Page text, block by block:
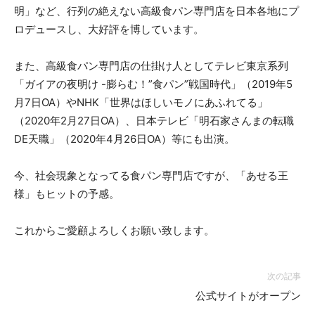
明」など、行列の絶えない高級食パン専門店を日本各地にプ
ロデュースし、大好評を博しています。
また、高級食パン専門店の仕掛け人としてテレビ東京系列
「ガイアの夜明け -膨らむ！”食パン”戦国時代」（2019年5
月7日OA）やNHK「世界はほしいモノにあふれてる」
（2020年2月27日OA）、日本テレビ「明石家さんまの転職
DE天職」（2020年4月26日OA）等にも出演。
今、社会現象となってる食パン専門店ですが、「あせる王
様」もヒットの予感。
これからご愛顧よろしくお願い致します。
次の記事
公式サイトがオープン